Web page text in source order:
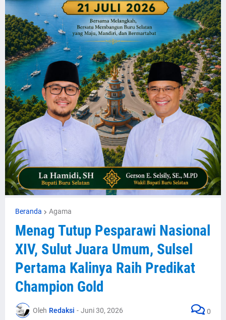
Beranda Agama
Menag Tutup Pesparawi Nasional
XIV, Sulut Juara Umum, Sulsel
Pertama Kalinya Raih Predikat
Champion Gold
Oleh Redaksi - Juni 30, 2026 0